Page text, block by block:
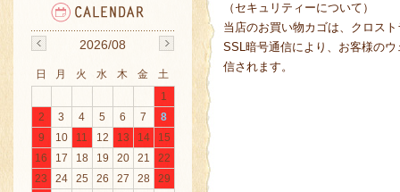
（セキュリティーについて）
当店のお買い物カゴは、クロス
SSL暗号通信により、お客様の
信されます。
2026/08
日 月 火 水 木 金
土
1
2
3 4 5 6 7
8
9
10 11 12 13 14
15
16
17 18 19 20 21
22
23
24 25 26 27 28
29